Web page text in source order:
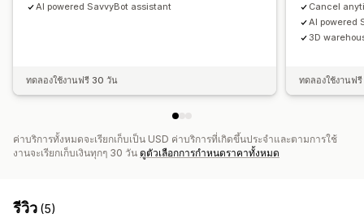
AI powered SavvyBot assistant
ทดลองใช้งานฟรี 30 วัน
Cancel
AI powered
3D
ทดลองใช้งานฟ
ค่าบริการทั้งหมดจะเรียกเก็บเป็น USD ค่าบริการที่เกิดขึ้นประจำและตามการใช้
งานจะเรียกเก็บเงินทุกๆ 30 วัน ดูตัวเลือกการกำหนดราคาทั้งหมด
รีวิว (5)